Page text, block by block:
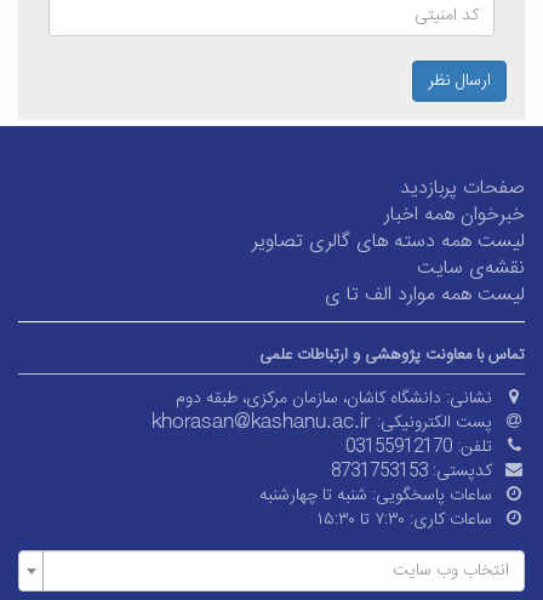
ارسال نظر
صفحات پربازدید
خبرخوان همه اخبار
لیست همه دسته های گالری تصاویر
نقشه‌ی سایت
لیست همه موارد الف تا ی
تماس با معاونت پژوهشی و ارتباطات علمی
نشانی: دانشگاه کاشان، سازمان مرکزی، طبقه دوم
پست الکترونیکی:
تلفن: 03155912170
کدپستی: 8731753153
ساعات پاسخگویی: شنبه تا چهارشنبه
ساعات کاری: ۷:۳۰ تا ۱۵:۳۰
انتخاب وب سایت